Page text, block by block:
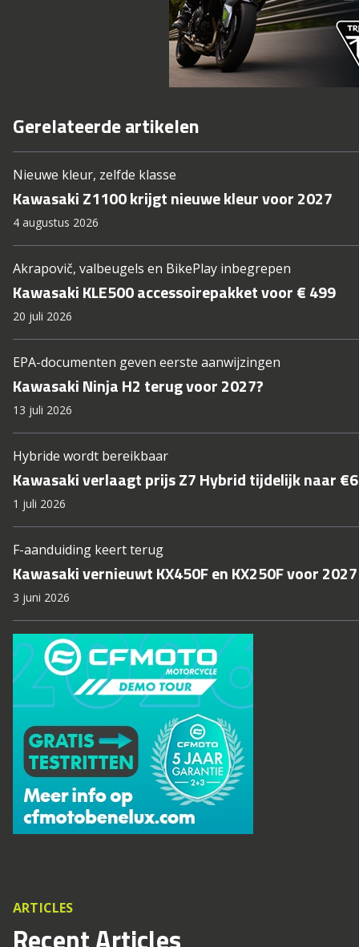
Gerelateerde artikelen
Nieuwe kleur, zelfde klasse
Kawasaki Z1100 krijgt nieuwe kleur voor 2027
4 augustus 2026
Akrapovič, valbeugels en BikePlay inbegrepen
Kawasaki KLE500 accessoirepakket voor € 499
20 juli 2026
EPA-documenten geven eerste aanwijzingen
Kawasaki Ninja H2 terug voor 2027?
13 juli 2026
Hybride wordt bereikbaar
Kawasaki verlaagt prijs Z7 Hybrid tijdelijk naar
1 juli 2026
F-aanduiding keert terug
Kawasaki vernieuwt KX450F en KX250F voor 2027
3 juni 2026
ARTICLES